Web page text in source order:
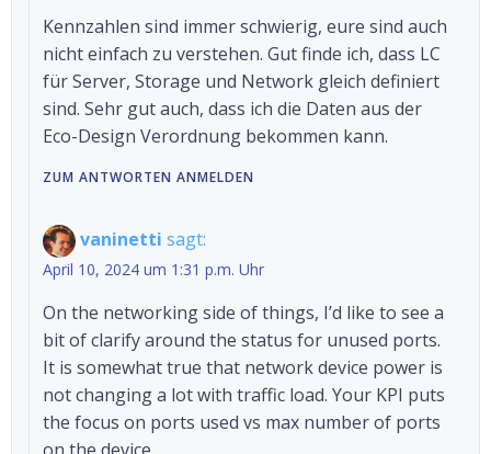
Kennzahlen sind immer schwierig, eure sind auch
nicht einfach zu verstehen. Gut finde ich, dass LC
für Server, Storage und Network gleich definiert
sind. Sehr gut auch, dass ich die Daten aus der
Eco-Design Verordnung bekommen kann.
ZUM ANTWORTEN ANMELDEN
vaninetti sagt:
April 10, 2024 um 1:31 p.m. Uhr
On the networking side of things, I’d like to see a
bit of clarify around the status for unused ports.
It is somewhat true that network device power is
not changing a lot with traffic load. Your KPI puts
the focus on ports used vs max number of ports